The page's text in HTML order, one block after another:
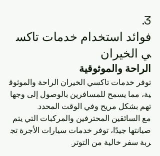
3.
فوائد استخدام خدمات تاكس
ي الخيران
الراحة والموثوقية
توفر خدمات تاكسي الخيران الراحة والموثوق
ية، مما يسمح للمسافرين بالوصول إلى وجها
تهم بشكل مريح وفي الوقت المحدد.
مع السائقين المحترفين والمركبات التي يتم
صيانتها جيدًا، توفر خدمات سيارات الأجرة تج
ربة سفر خالية من التوتر.